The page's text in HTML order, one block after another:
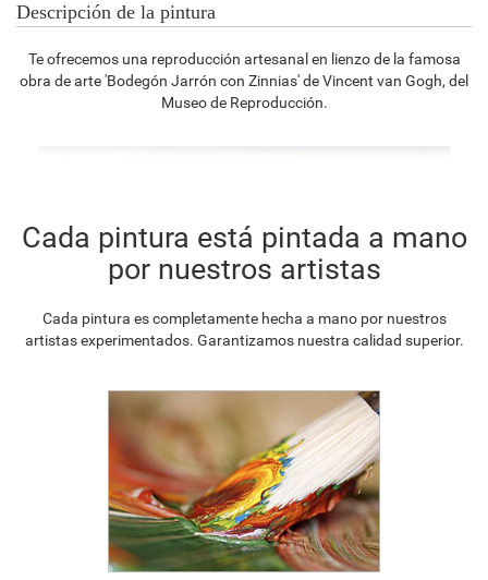
Descripción de la pintura
Te ofrecemos una reproducción artesanal en lienzo de la famosa
obra de arte 'Bodegón Jarrón con Zinnias' de Vincent van Gogh, del
Museo de Reproducción.
Cada pintura está pintada a mano
por nuestros artistas
Cada pintura es completamente hecha a mano por nuestros
artistas experimentados. Garantizamos nuestra calidad superior.